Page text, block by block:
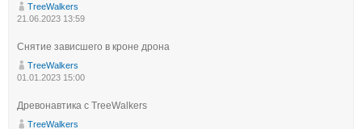
TreeWalkers
21.06.2023 13:59
Снятие зависшего в кроне дрона
TreeWalkers
01.01.2023 15:00
Древонавтика с TreeWalkers
TreeWalkers